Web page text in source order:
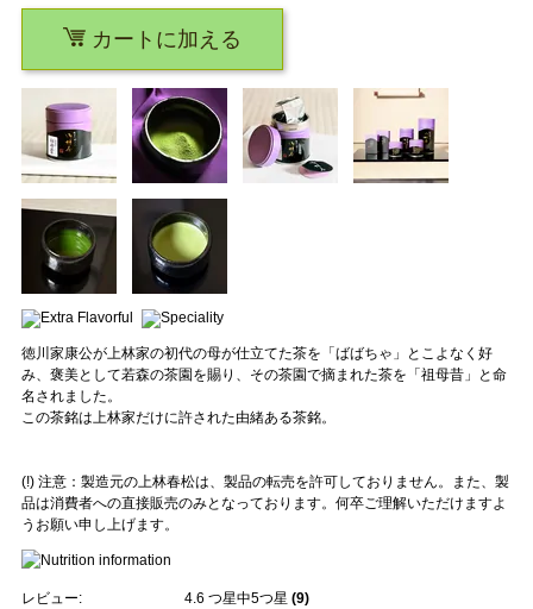
徳川家康公が上林家の初代の母が仕立てた茶を「ばばちゃ」とこよなく好
み、褒美として若森の茶園を賜り、その茶園で摘まれた茶を「祖母昔」と命
名されました。
この茶銘は上林家だけに許された由緒ある茶銘。
(!) 注意：製造元の上林春松は、製品の転売を許可しておりません。また、製
品は消費者への直接販売のみとなっております。何卒ご理解いただけますよ
うお願い申し上げます。
レビュー: 4.6 つ星中5つ星 (9)
カートに加える